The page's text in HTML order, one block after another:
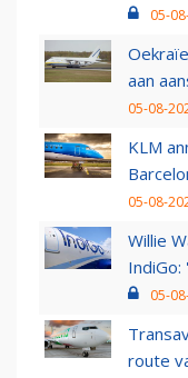
05-
aan
05-08-
KLM
05-08-
Willie
05-
route